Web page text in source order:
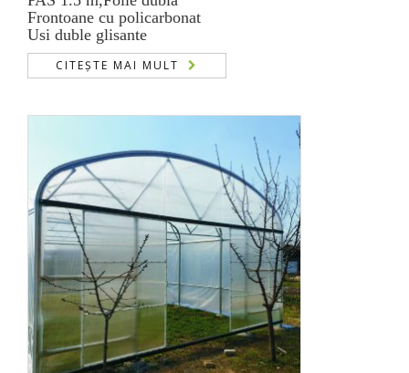
Frontoane cu policarbonat
Usi duble glisante
CITEȘTE MAI MULT